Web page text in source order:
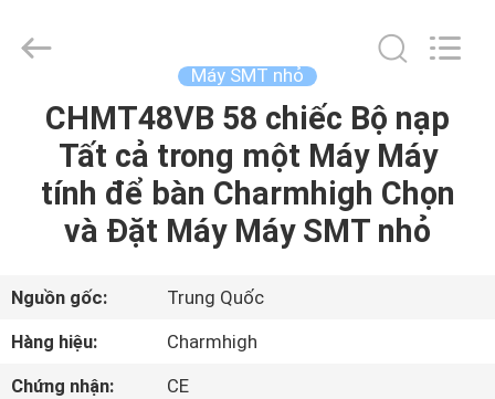
TRANG
CHỦ
PHẨM
VIDEO
2026
Máy SMT nhỏ
CHMT48VB 58 chiếc Bộ nạp
Tất cả trong một Máy Máy
tính để bàn Charmhigh Chọn
và Đặt Máy Máy SMT nhỏ
Nguồn gốc:
Trung Quốc
Hàng hiệu:
Charmhigh
Chứng nhận:
CE